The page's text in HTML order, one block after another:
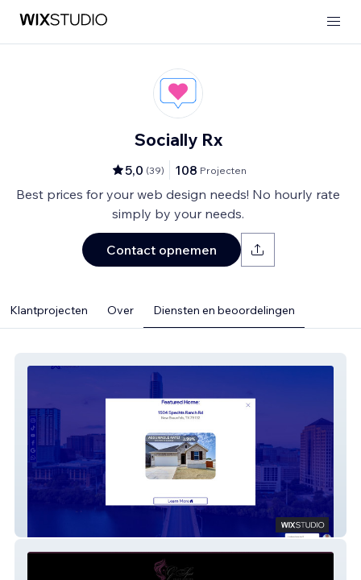
Socially Rx
5,0 (39) 108 Projecten
Best prices for your web design needs! No hourly rate
simply by your needs.
Contact opnemen
Klantprojecten Over Diensten en beoordelingen